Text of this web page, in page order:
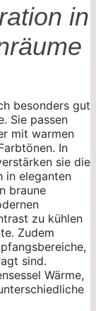
in
besonders gut
Sie passen
mit warmen
In
sie die
in eleganten
braune
zu kühlen
Zudem
sind.
Wärme,